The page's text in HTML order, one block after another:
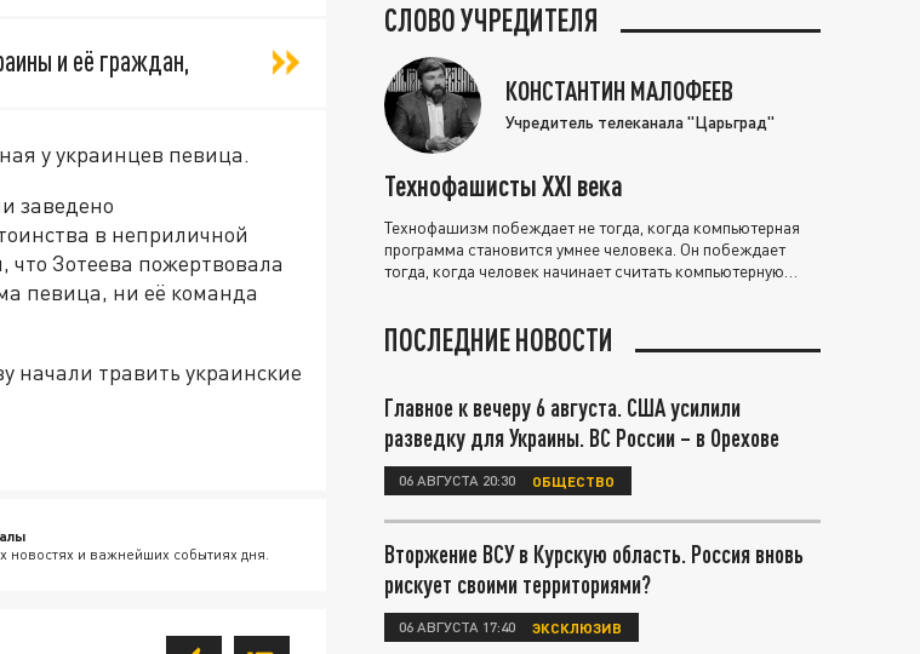
и её граждан,
у украинцев певица.
заведено
в неприличной
Зотеева пожертвовала
певица, ни её команда
начали травить украинские
новостях и важнейших событиях дня.
СЛОВО УЧРЕДИТЕЛЯ
КОНСТАНТИН МАЛОФЕЕВ
Учредитель телеканала "Царьград"
Технофашисты XXI века
Технофашизм побеждает не тогда, когда компьютерная
программа становится умнее человека. Он побеждает
тогда, когда человек начинает считать компьютерную
ПОСЛЕДНИЕ НОВОСТИ
Главное к вечеру 6 августа. США усилили
разведку для Украины. ВС России – в Орехове
06 АВГУСТА 20:30 ОБЩЕСТВО
Вторжение ВСУ в Курскую область. Россия вновь
рискует своими территориями?
06 АВГУСТА 17:40 ЭКСКЛЮЗИВ